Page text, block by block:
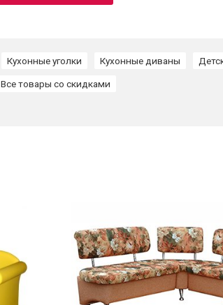
Кухонные уголки Кухонные диваны
Все товары со скидками